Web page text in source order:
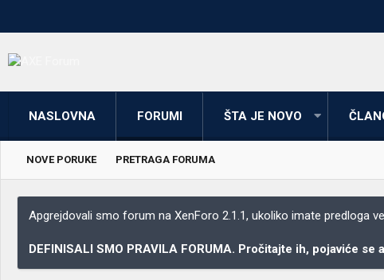
NASLOVNA FORUMI ŠTA JE NOVO
NOVE PORUKE PRETRAGA FORUMA
Apgrejdovali smo forum na XenForo 2.1.1, ukoliko imate predloga
DEFINISALI SMO PRAVILA FORUMA. Pročitajte ih, pojaviće